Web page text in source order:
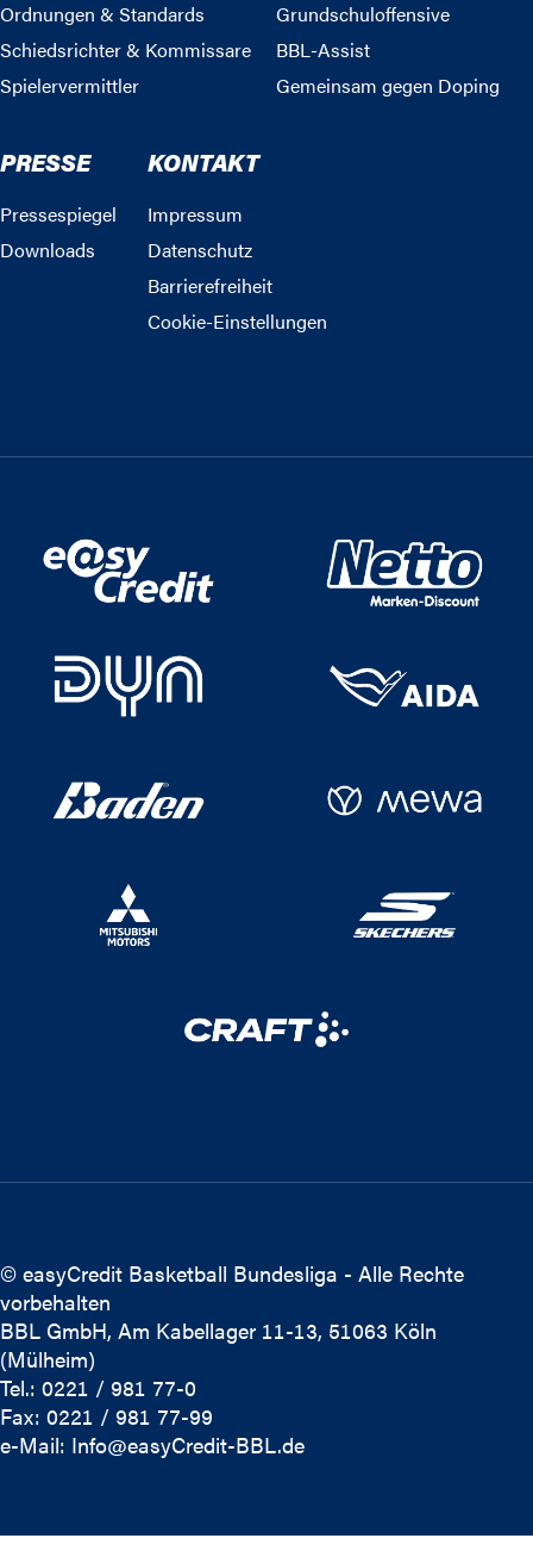
Ordnungen & Standards
Schiedsrichter & Kommissare
Spielervermittler
Grundschuloffensive
BBL-Assist
Gemeinsam gegen Doping
PRESSE
Pressespiegel
Downloads
KONTAKT
Impressum
Datenschutz
Barrierefreiheit
Cookie-Einstellungen
© easyCredit Basketball Bundesliga - Alle Rechte
vorbehalten
BBL GmbH, Am Kabellager 11-13, 51063 Köln
(Mülheim)
Tel.: 0221 / 981 77-0
Fax: 0221 / 981 77-99
e-Mail: Info@easyCredit-BBL.de